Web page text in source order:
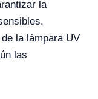
la
la lámpara UV
las